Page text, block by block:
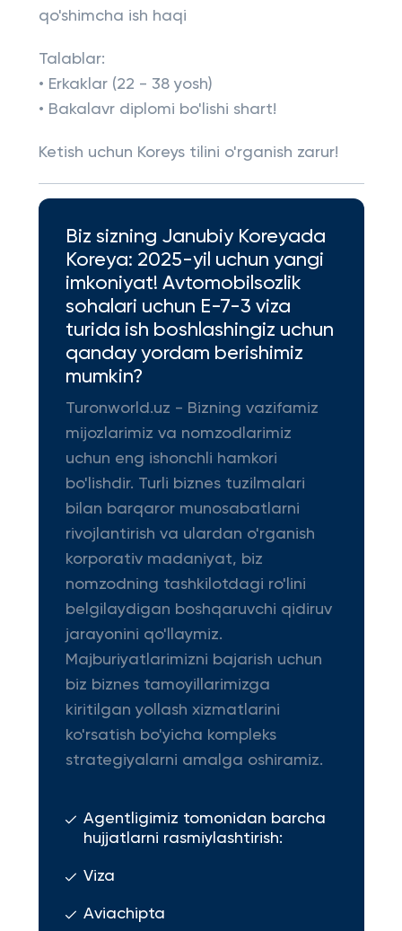
qo'shimcha ish haqi
Talablar:
• Erkaklar (22 - 38 yosh)
• Bakalavr diplomi bo'lishi shart!
Ketish uchun Koreys tilini o'rganish zarur!
Biz sizning Janubiy Koreyada
Koreya: 2025-yil uchun yangi
imkoniyat! Avtomobilsozlik
sohalari uchun E-7-3 viza
turida ish boshlashingiz uchun
qanday yordam berishimiz
mumkin?
Turonworld.uz - Bizning vazifamiz
mijozlarimiz va nomzodlarimiz
uchun eng ishonchli hamkori
bo'lishdir. Turli biznes tuzilmalari
bilan barqaror munosabatlarni
rivojlantirish va ulardan o'rganish
korporativ madaniyat, biz
nomzodning tashkilotdagi ro'lini
belgilaydigan boshqaruvchi qidiruv
jarayonini qo'llaymiz.
Majburiyatlarimizni bajarish uchun
biz biznes tamoyillarimizga
kiritilgan yollash xizmatlarini
ko'rsatish bo'yicha kompleks
strategiyalarni amalga oshiramiz.
Agentligimiz tomonidan barcha
hujjatlarni rasmiylashtirish:
Viza
Aviachipta